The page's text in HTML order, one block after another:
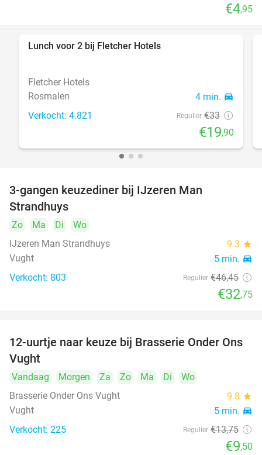
€4,95
Lunch voor 2 bij Fletcher Hotels
Fletcher Hotels
Rosmalen
4 min. directions_car
Verkocht: 4.821 Regulier €33
€19,90
3-gangen keuzediner bij IJzeren Man
Strandhuys
Zo Ma Di
Wo
IJzeren Man Strandhuys
9.3 star
Vught 5 min. directions_car
Verkocht: 803 Regulier €46,45
€32,75
31%
12-uurtje naar keuze bij Brasserie Onder Ons
Vught
Vandaag Morgen Za Zo Ma Di
Wo
Brasserie Onder Ons Vught
9.8 star
Vught 5 min. directions_car
Verkocht: 225 Regulier €13,75
€9,50